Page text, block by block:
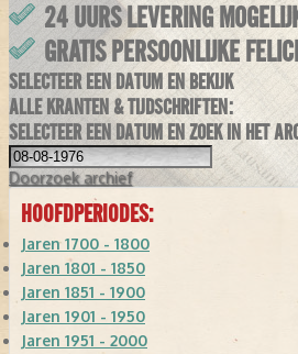
24 UURS LEVERING
GRATIS PERSOONLIJKE
SELECTEER EEN DATUM EN BEKIJK
ALLE KRANTEN & TIJDSCHRIFTEN:
SELECTEER EEN DATUM EN ZOEK IN HET
Doorzoek archief
HOOFDPERIODES:
Jaren 1700 - 1800
Jaren 1801 - 1850
Jaren 1851 - 1900
Jaren 1901 - 1950
Jaren 1951 - 2000